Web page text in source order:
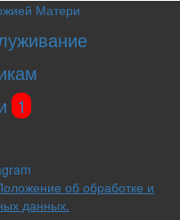
Матери
1
об обработке и
данных.